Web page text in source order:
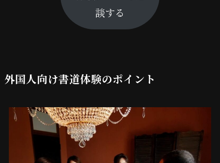
談する
外国人向け書道体験のポイント